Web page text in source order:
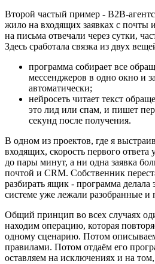
Второй частый пример - B2B-
жило на входящих заявках с почты
на письма отвечали через сутки,
Здесь сработала связка из двух
программа собирает все
мессенджеров в одно окно и
автоматически;
нейросеть читает текст
это лид или спам, и пишет
секунд после получения.
В одном из проектов, где я
входящих, скорость первого ответа
до пары минут, а ни одна заявка
почтой и CRM. Собственник
разбирать ящик - программа делала
системе уже лежали разобранные и
Общий принцип во всех случаях
находим операцию, которая
одному сценарию. Потом
правилами. Потом отдаём его
оставляем на исключениях и на